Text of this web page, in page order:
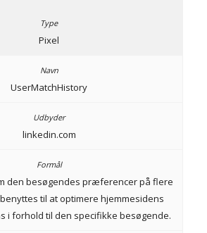
Pixel
UserMatchHistory
linkedin.com
den besøgendes præferencer på flere
til at optimere hjemmesidens
i forhold til den specifikke besøgende.